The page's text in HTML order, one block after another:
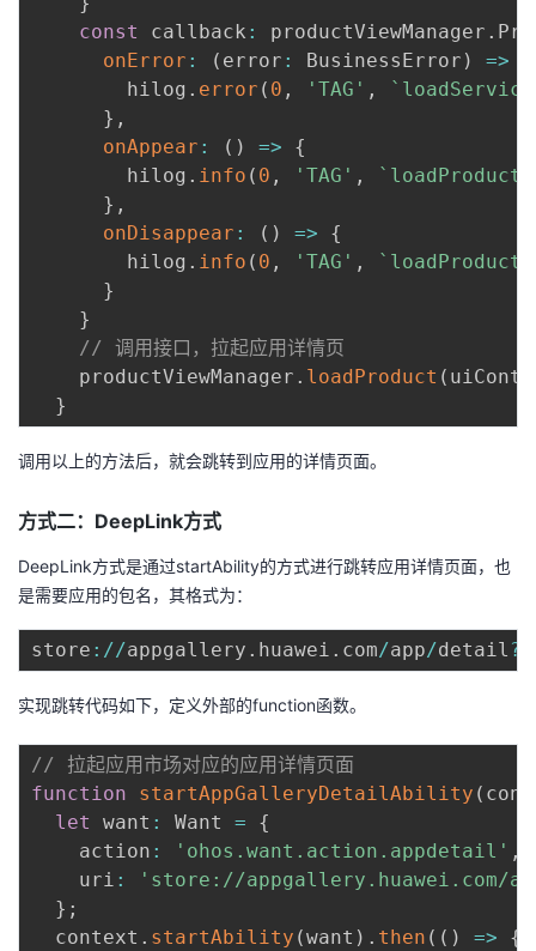
const
callback : productViewManager .
onError : ( error : BusinessError ) =>
        hilog
. error ( 0 , 'TAG' , `
} ,
onAppear : ( ) =>
{
        hilog
. info ( 0 , 'TAG' , ` loadProduct
} ,
onDisappear : ( ) =>
{
        hilog
. info ( 0 , 'TAG' , ` loadProduct
}
}
// 调用接口，拉起应用详情页
    productViewManager
. loadProduct (
}
调用以上的方法后，就会跳转到应用的详情页面。
方式二：DeepLink方式
DeepLink方式是通过startAbility的方式进行跳转应用详情页面，也
是需要应用的包名，其格式为：
store : //appgallery . huawei . com/app/detail ?
实现跳转代码如下，定义外部的function函数。
// 拉起应用市场对应的应用详情页面
function
startAppGalleryDetailAbility (
let
want : Want =
{
    action
: 'ohos.want.action.appdetail' ,
    uri
:
'store://appgallery.huawei.com/
} ;
  context
. startAbility (want ) . then ( ( ) =>
{